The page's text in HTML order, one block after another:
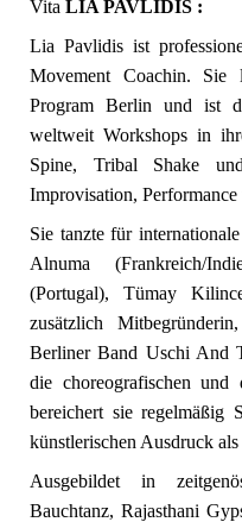
Vita LIA PAVLIDIS :
Lia Pavlidis ist
Movement Coachin. Sie
Program Berlin und ist
weltweit Workshops in
Spine, Tribal Shake
Improvisation,
Sie tanzte für
Alnuma (Frankreich/
(Portugal), Tümay
zusätzlich
Berliner Band Uschi And
die choreografischen und
bereichert sie regelmäßig
künstlerischen Ausdruck
Ausgebildet in
Bauchtanz, Rajasthani